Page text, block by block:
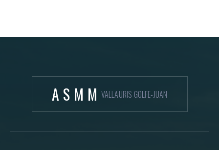
ASMM VALLAURIS GOLFE-JUAN